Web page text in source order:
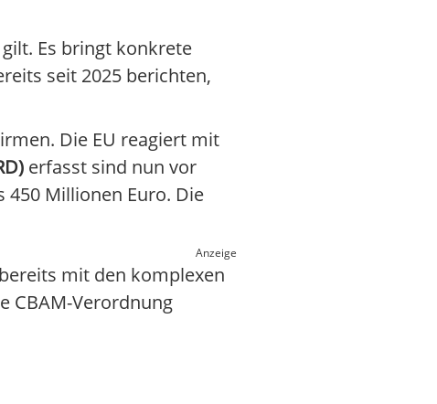
Es bringt konkrete
seit 2025 berichten,
Die EU reagiert mit
erfasst sind nun vor
Millionen Euro. Die
Anzeige
mit den komplexen
CBAM-Verordnung